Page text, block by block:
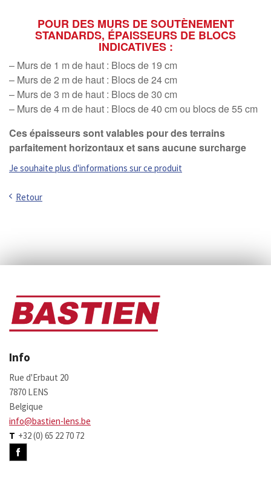
POUR DES MURS DE SOUTÈNEMENT
STANDARDS, ÉPAISSEURS DE BLOCS
INDICATIVES :
– Murs de 1 m de haut : Blocs de 19 cm
– Murs de 2 m de haut : Blocs de 24 cm
– Murs de 3 m de haut : Blocs de 30 cm
– Murs de 4 m de haut : Blocs de 40 cm ou blocs de 55 cm
Ces épaisseurs sont valables pour des terrains
parfaitement horizontaux et sans aucune surcharge
Je souhaite plus d'informations sur ce produit
Retour
Info
Rue d'Erbaut 20
7870 LENS
Belgique
info@bastien-lens.be
T +32 (0) 65 22 70 72